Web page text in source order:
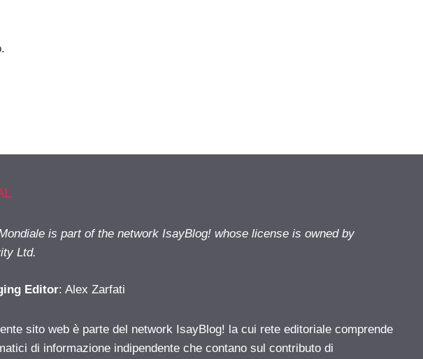
is part of the network IsayBlog! whose license is owned by
Ltd.
Editor: Alex Zarfati
sito web è parte del network IsayBlog! la cui rete editoriale comprende
di informazione indipendente che contano sul contributo di